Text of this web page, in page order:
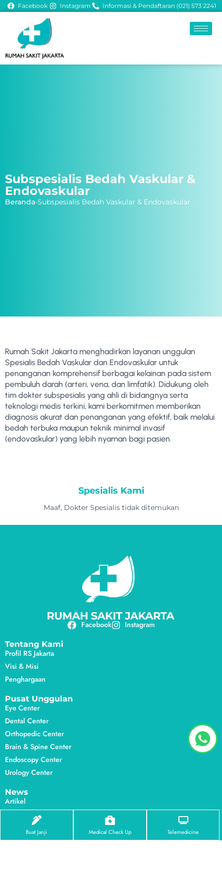
Facebook Instagram Informasi & Pendaftaran (021) 573 2241
Subspesialis Bedah Vaskular &
Endovaskular
Beranda-Subspesialis Bedah Vaskular & Endovaskular
Rumah Sakit Jakarta menghadirkan layanan unggulan
Spesialis Bedah Vaskular dan Endovaskular untuk
penanganan komprehensif berbagai kelainan pada sistem
pembuluh darah (arteri, vena, dan limfatik). Didukung oleh
tim dokter subspesialis yang ahli di bidangnya serta
teknologi medis terkini, kami berkomitmen memberikan
diagnosis akurat dan penanganan yang efektif, baik melalui
bedah terbuka maupun teknik minimal invasif
(endovaskular) yang lebih nyaman bagi pasien.
Spesialis Kami
Maaf, Dokter Spesialis tidak ditemukan
Facebook Instagram
Tentang Kami
Profil RS Jakarta
Visi & Misi
Penghargaan
Pusat Unggulan
Eye Center
Dental Center
Orthopedic Center
Brain & Spine Center
Endoscopy Center
Urology Center
News
Artikel
Buat Janji Medical Check Up Telemedicine